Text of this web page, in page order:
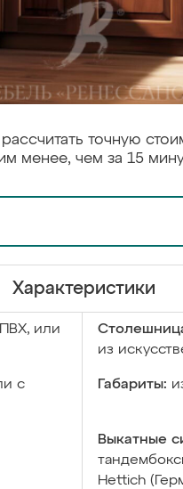
точную
менее, чем за 15
Характеристики
или
из
с
Габариты:
Выкатные
Hettich